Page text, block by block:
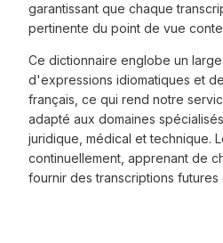
garantissant que chaque
pertinente du point de vue
Ce dictionnaire englobe un
d'expressions idiomatiques et
français, ce qui rend notre
adapté aux domaines
juridique, médical et technique.
continuellement, apprenant de
fournir des transcriptions